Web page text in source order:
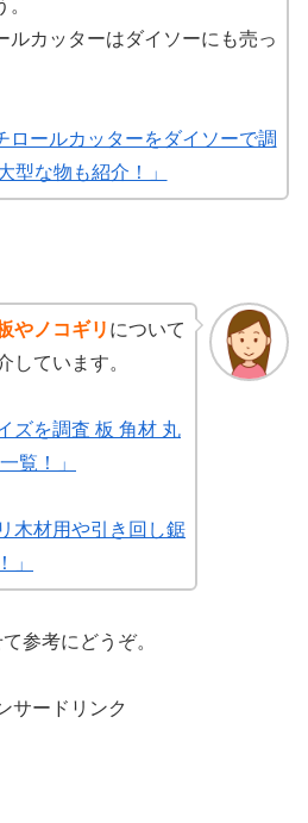
ルカッターはダイソーにも売っ
ロールカッターをダイソーで調
型な物も紹介！」
やノコギリ について
しています。
ズを調査 板 角材 丸
覧！」
木材用や引き回し鋸
」
参考にどうぞ。
サードリンク